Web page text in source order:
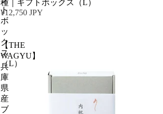
ト
ボ
ッ
ク
ス
（L）
種｜ギフトボックス（L）
¥12,750 JPY
【THE
WAGYU】
兵
庫
県
産
ブ